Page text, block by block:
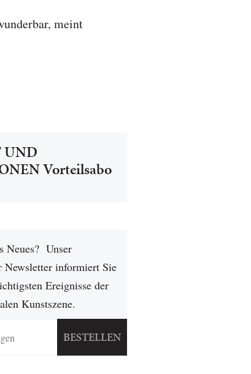
meint
UND
Vorteilsabo
Neues? Unser
Newsletter informiert Sie
Ereignisse der
Kunstszene.
BESTELLEN